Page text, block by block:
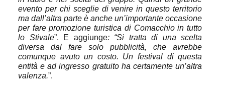
evento per chi sceglie di venire in questo territorio
ma dall’altra parte è anche un’importante occasione
per fare promozione turistica di Comacchio in tutto
lo Stivale”. E aggiunge: “Si tratta di una scelta
diversa dal fare solo pubblicità, che avrebbe
comunque avuto un costo. Un festival di questa
entità e ad ingresso gratuito ha certamente un’altra
valenza.”.